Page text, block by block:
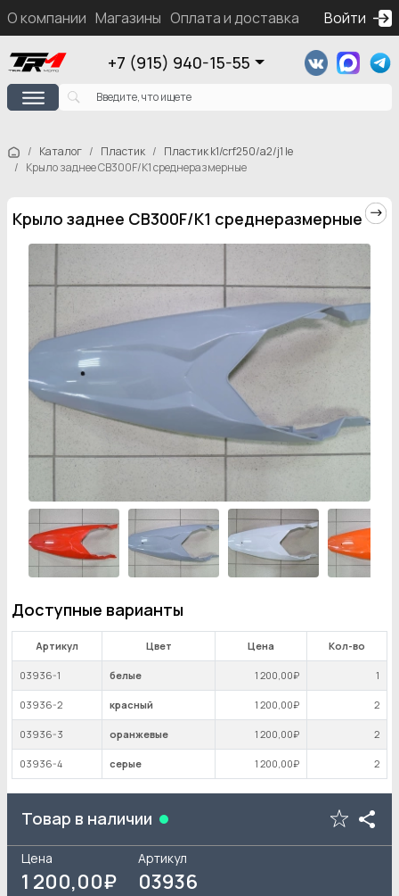
О компании Магазины Оплата и доставка Контакты
Войти
+7 (915) 940-15-55
Каталог Пластик
Пластик k1/crf250/a2/j1 le
Крыло заднее CB300F/K1 среднеразмерные
Крыло заднее CB300F/K1 среднеразмерные
Доступные варианты
Артикул Цвет Цена Кол-во
03936-1 белые 1 200 ,00₽ 1
03936-2 красный 1 200 ,00₽ 2
03936-3 оранжевые 1 200 ,00₽ 2
03936-4 серые 1 200 ,00₽ 2
Товар в наличии
Цена
1 200,00₽
Артикул
03936